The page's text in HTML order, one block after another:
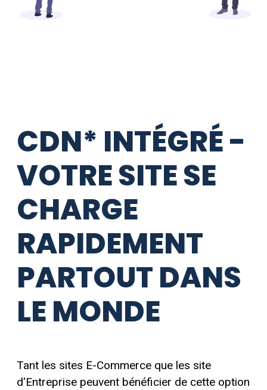
CDN* INTÉGRÉ -
VOTRE SITE SE
CHARGE
RAPIDEMENT
PARTOUT DANS
LE MONDE
Tant les sites E-Commerce que les site
d'Entreprise peuvent bénéficier de cette option